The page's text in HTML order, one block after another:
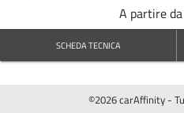
A partire da
SCHEDA TECNICA
©2026 carAffinity -